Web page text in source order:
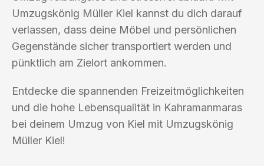
Umzugskönig Müller Kiel kannst du dich darauf
verlassen, dass deine Möbel und persönlichen
Gegenstände sicher transportiert werden und
pünktlich am Zielort ankommen.
Entdecke die spannenden Freizeitmöglichkeiten
und die hohe Lebensqualität in Kahramanmaras
bei deinem Umzug von Kiel mit Umzugskönig
Müller Kiel!